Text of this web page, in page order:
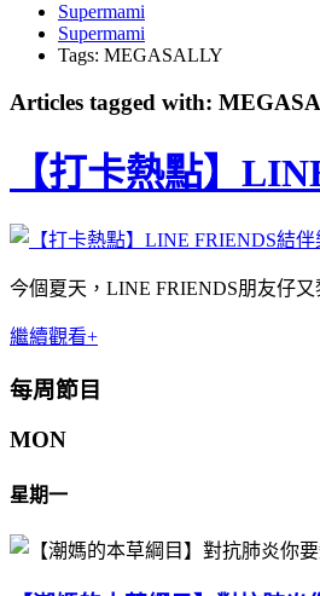
Supermami
Supermami
Tags: MEGASALLY
Articles tagged with:
【打卡熱點】
今個夏天， LINE FRIENDS朋友仔又
繼續觀看+
每周節目
MON
星期一